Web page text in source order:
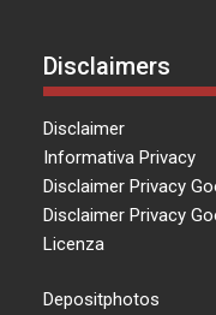
Disclaimers
Disclaimer
Informativa Privacy
Disclaimer Privacy
Disclaimer Privacy
Licenza
Depositphotos